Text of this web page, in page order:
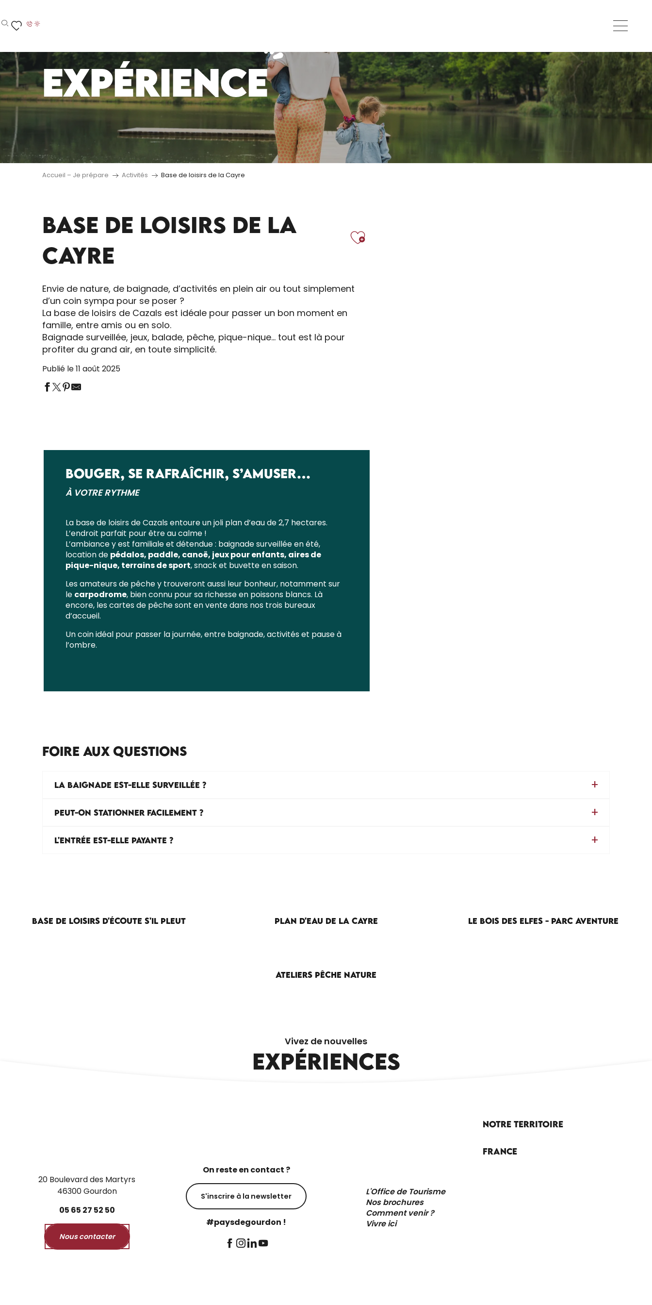
au
contenu
Recherche
EXPÉRIENCE
Accueil – Je prépare Activités Base de loisirs de la Cayre
BASE DE LOISIRS DE LA
CAYRE
Ajouter aux favoris
Envie de nature, de baignade, d’activités en plein air ou tout simplement
d’un coin sympa pour se poser ?
La base de loisirs de Cazals est idéale pour passer un bon moment en
famille, entre amis ou en solo.
Baignade surveillée, jeux, balade, pêche, pique-nique… tout est là pour
profiter du grand air, en toute simplicité.
Publié le 11 août 2025
BOUGER, SE RAFRAÎCHIR, S’AMUSER…
À VOTRE RYTHME
La base de loisirs de Cazals entoure un joli plan d’eau de 2,7 hectares.
L’endroit parfait pour être au calme !
L’ambiance y est familiale et détendue : baignade surveillée en été,
location de pédalos, paddle, canoë, jeux pour enfants, aires de
pique-nique, terrains de sport, snack et buvette en saison.
Les amateurs de pêche y trouveront aussi leur bonheur, notamment sur
le carpodrome, bien connu pour sa richesse en poissons blancs. Là
encore, les cartes de pêche sont en vente dans nos trois bureaux
d’accueil.
Un coin idéal pour passer la journée, entre baignade, activités et pause à
l’ombre.
FOIRE AUX QUESTIONS
LA BAIGNADE EST-ELLE SURVEILLÉE ?
PEUT-ON STATIONNER FACILEMENT ?
L'ENTRÉE EST-ELLE PAYANTE ?
BASE DE LOISIRS D'ÉCOUTE S'IL PLEUT PLAN D'EAU DE LA CAYRE LE BOIS DES ELFES - PARC AVENTURE
ATELIERS PÊCHE NATURE
Vivez de nouvelles
EXPÉRIENCES
CIRCUIT DU FRAU
20 Boulevard des Martyrs
46300 Gourdon
05 65 27 52 50
Nous contacter
On reste en contact ?
S'inscrire à la newsletter
#paysdegourdon !
L'Office de Tourisme
Nos brochures
Comment venir ?
Vivre ici
Notre territoire
France